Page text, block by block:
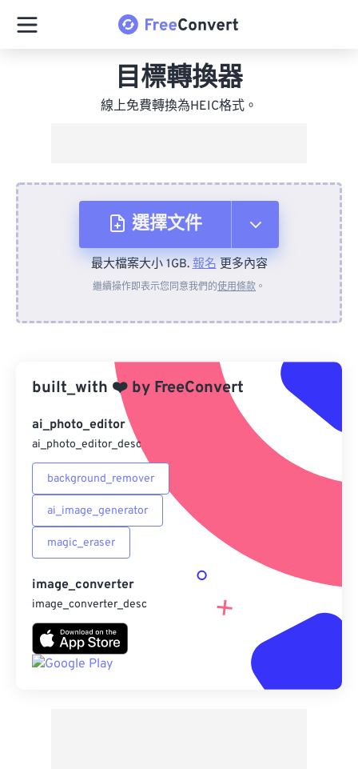
目標轉換器
線上免費轉換為HEIC格式。
選擇文件
來自裝置
來自 Google 雲端硬碟
來自 OneDrive
來自網址
最大檔案大小 1GB.報名更多內容
繼續操作即表示您同意我們的使用條款 。
built_with ❤️ by FreeConvert
ai_photo_editor
ai_photo_editor_desc
background_remover
ai_image_generator
magic_eraser
image_converter
image_converter_desc